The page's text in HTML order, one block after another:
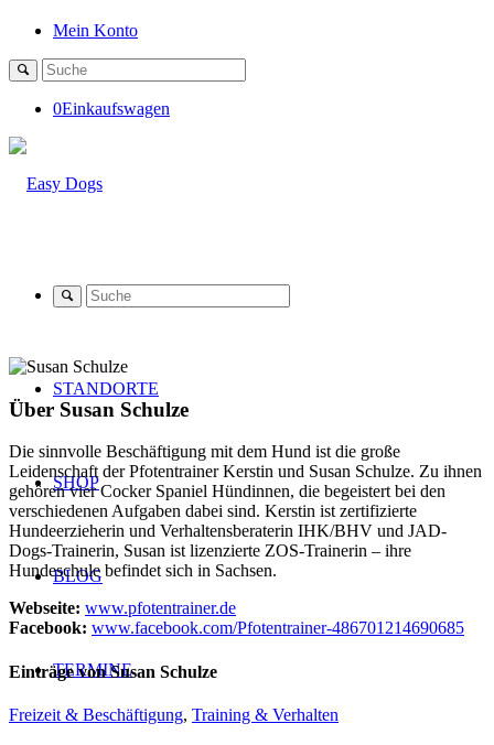
Mein Konto
0Einkaufswagen
STANDORTE
SHOP
BLOG
TERMINE
Über Susan Schulze
Die sinnvolle Beschäftigung mit dem Hund ist die große
Leidenschaft der Pfotentrainer Kerstin und Susan Schulze. Zu ihnen
gehören vier Cocker Spaniel Hündinnen, die begeistert bei den
verschiedenen Aufgaben dabei sind. Kerstin ist zertifizierte
Hundeerzieherin und Verhaltensberaterin IHK/BHV und JAD-
Dogs-Trainerin, Susan ist lizenzierte ZOS-Trainerin – ihre
Hundeschule befindet sich in Sachsen.
Webseite: www.pfotentrainer.de
Facebook: www.facebook.com/Pfotentrainer-486701214690685
Einträge von Susan Schulze
Freizeit & Beschäftigung, Training & Verhalten